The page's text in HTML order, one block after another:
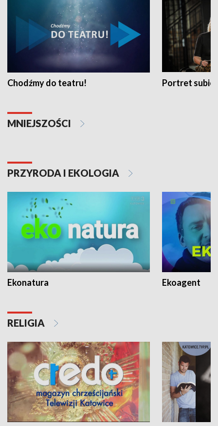
Chodźmy do teatru! Portret
MNIEJSZOŚCI
PRZYRODA I EKOLOGIA
Ekonatura Ekoagent
RELIGIA